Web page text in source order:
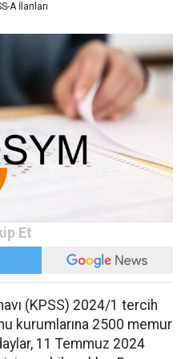
A İlanları
(KPSS) 2024/1 tercih
kurumlarına 2500 memur
11 Temmuz 2024